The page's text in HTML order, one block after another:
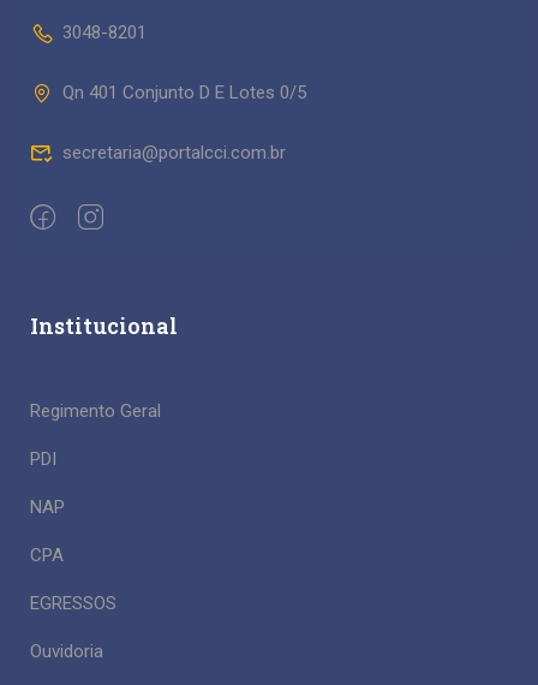
3048-8201
Qn 401 Conjunto D E Lotes 0/5
secretaria@portalcci.com.br
Institucional
Regimento Geral
PDI
NAP
CPA
EGRESSOS
Ouvidoria